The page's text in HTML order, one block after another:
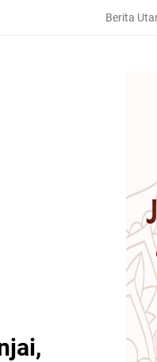
Berita